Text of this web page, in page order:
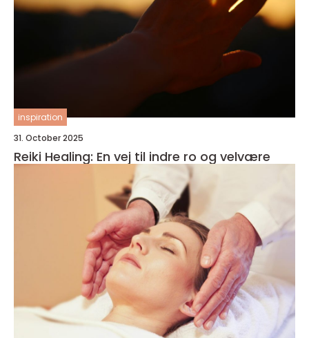
inspiration
31. October 2025
Reiki Healing: En vej til indre ro og velvære